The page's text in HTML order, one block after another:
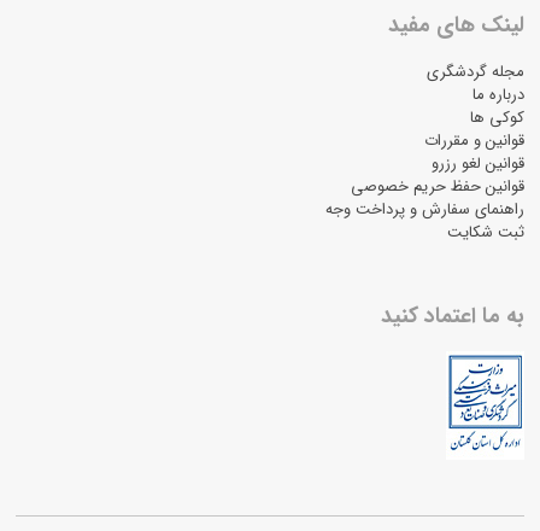
لینک های مفید
مجله گردشگری
درباره ما
کوکی ها
قوانین و مقررات
قوانین لغو رزرو
قوانین حفظ حریم خصوصی
راهنمای سفارش و پرداخت وجه
ثبت شکایت
به ما اعتماد کنید